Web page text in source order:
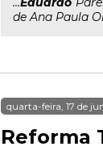
de Ana Paula
quarta-feira, 17 de
Reforma